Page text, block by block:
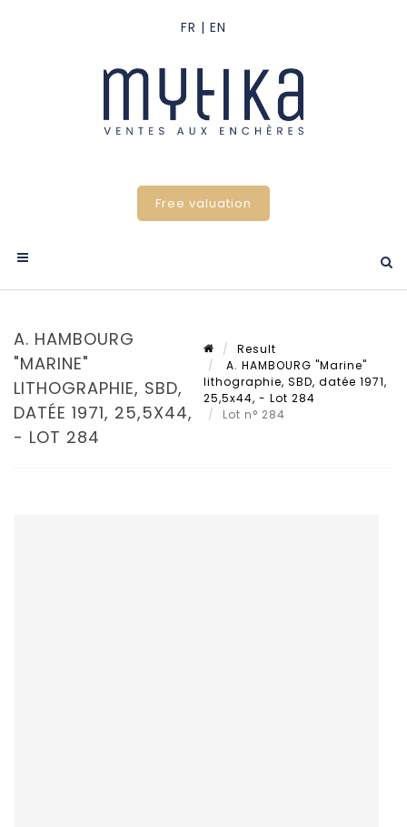
Free valuation
A. HAMBOURG
"MARINE"
LITHOGRAPHIE, SBD,
DATÉE 1971, 25,5X44,
- LOT 284
Result
A. HAMBOURG "Marine"
lithographie, SBD, datée 1971,
25,5x44, - Lot 284
Lot n° 284